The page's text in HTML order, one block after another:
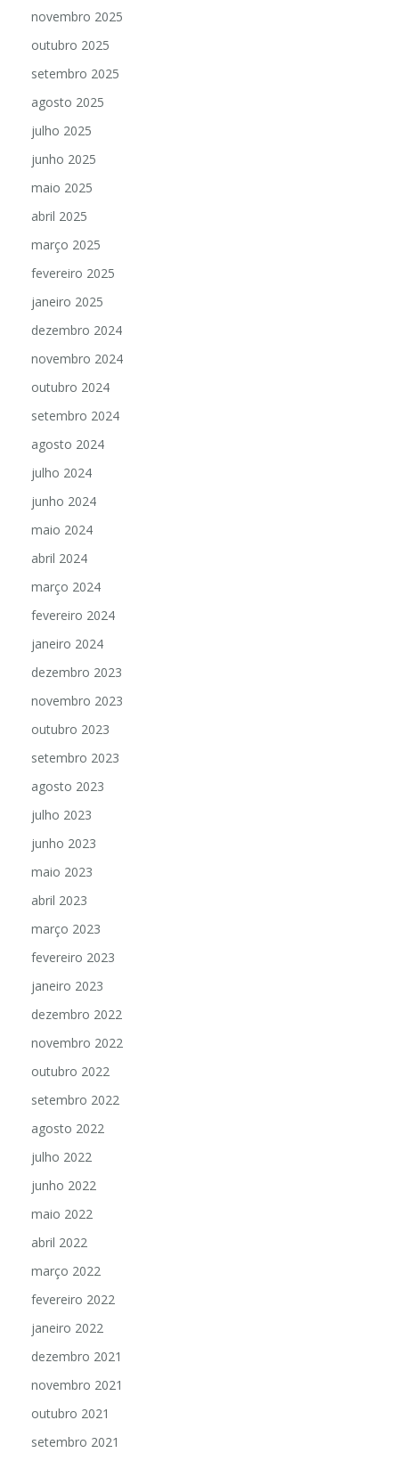
novembro 2025
outubro 2025
setembro 2025
agosto 2025
julho 2025
junho 2025
maio 2025
abril 2025
março 2025
fevereiro 2025
janeiro 2025
dezembro 2024
novembro 2024
outubro 2024
setembro 2024
agosto 2024
julho 2024
junho 2024
maio 2024
abril 2024
março 2024
fevereiro 2024
janeiro 2024
dezembro 2023
novembro 2023
outubro 2023
setembro 2023
agosto 2023
julho 2023
junho 2023
maio 2023
abril 2023
março 2023
fevereiro 2023
janeiro 2023
dezembro 2022
novembro 2022
outubro 2022
setembro 2022
agosto 2022
julho 2022
junho 2022
maio 2022
abril 2022
março 2022
fevereiro 2022
janeiro 2022
dezembro 2021
novembro 2021
outubro 2021
setembro 2021